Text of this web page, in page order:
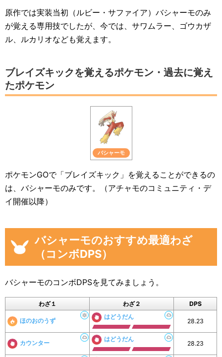
原作では実装当初（ルビー・サファイア）バシャーモのみ
が覚える専用技でしたが、今では、サワムラー、ゴウカザ
ル、ルカリオなども覚えます。
ブレイズキックを覚えるポケモン・過去に覚え
たポケモン
バシャーモ
ポケモンGOで「ブレイズキック」を覚えることができるの
は、バシャーモのみです。（アチャモのコミュニティ・デ
イ開催以降）
バシャーモのおすすめ最適わざ
（コンボDPS）
バシャーモのコンボDPSを見てみましょう。
わざ１ わざ２ DPS
ほのおのうず
はどうだん
28.23
カウンター
はどうだん
28.23